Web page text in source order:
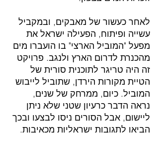
לאחר כעשור של מאבקים, ובמקביל
עשייה ופיתוח, הפעילה ישראל את
מפעל "המוביל הארצי" בו הועברו מים
מהכנרת לדרום הארץ ולנגב. פרויקט
זה היה טריגר לתוכנית סורית של
הטיית מקורות הירדן, שתוביל לייבוש
המוביל. כיום, ממרחק של שנים,
נראה הדבר כרעיון שטני שלא ניתן
ליישום, אבל הסורים ניסו לבצעו ובכך
הביאו לתגובות ישראליות מכאיבות.